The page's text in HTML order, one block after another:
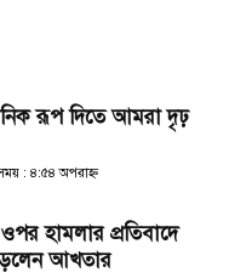
রূপ দিতে আমরা দৃঢ়
: ৪:৫৪ অপরাহ্ণ
হামলার প্রতিবাদে
আখতার